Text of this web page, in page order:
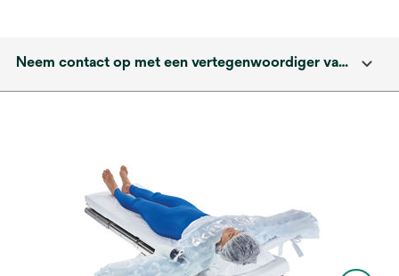
Neem contact op met een vertegenwoordiger van solventum